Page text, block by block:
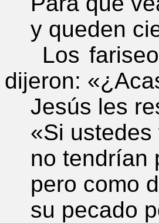
y queden
Los
dijeron:
Jesús les
«Si ustedes
no tendrían
pero como
su pecado